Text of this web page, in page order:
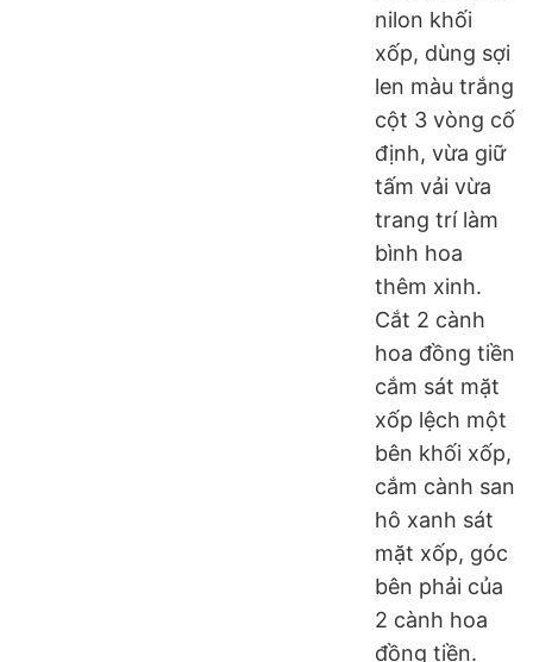
nilon khối
xốp, dùng sợi
len màu trắng
cột 3 vòng cố
định, vừa giữ
tấm vải vừa
trang trí làm
bình hoa
thêm xinh.
Cắt 2 cành
hoa đồng tiền
cắm sát mặt
xốp lệch một
bên khối xốp,
cắm cành san
hô xanh sát
mặt xốp, góc
bên phải của
2 cành hoa
đồng tiền.